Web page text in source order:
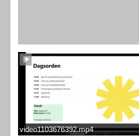
video1103676392.mp4